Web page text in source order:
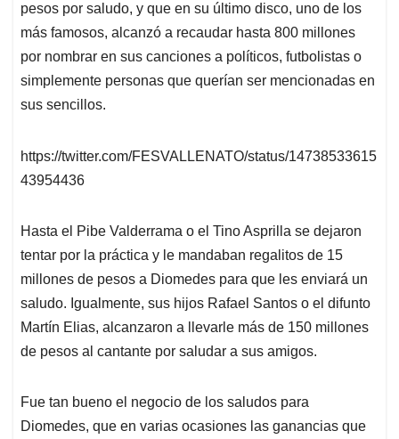
pesos por saludo, y que en su último disco, uno de los
más famosos, alcanzó a recaudar hasta 800 millones
por nombrar en sus canciones a políticos, futbolistas o
simplemente personas que querían ser mencionadas en
sus sencillos.
https://twitter.com/FESVALLENATO/status/14738533615
43954436
Hasta el Pibe Valderrama o el Tino Asprilla se dejaron
tentar por la práctica y le mandaban regalitos de 15
millones de pesos a Diomedes para que les enviará un
saludo. Igualmente, sus hijos Rafael Santos o el difunto
Martín Elias, alcanzaron a llevarle más de 150 millones
de pesos al cantante por saludar a sus amigos.
Fue tan bueno el negocio de los saludos para
Diomedes, que en varias ocasiones las ganancias que